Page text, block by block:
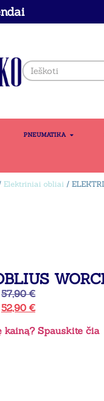
PNEUMATIKA
Elektriniai obliai /
57,90€
52,90 €
kainą? Spauskite čia